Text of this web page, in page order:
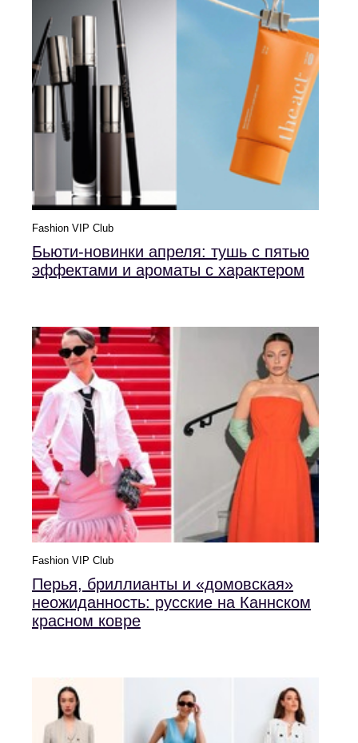
Fashion VIP Club
Бьюти-новинки апреля: тушь с пятью
эффектами и ароматы с характером
Fashion VIP Club
Перья, бриллианты и «домовская»
неожиданность: русские на Каннском
красном ковре